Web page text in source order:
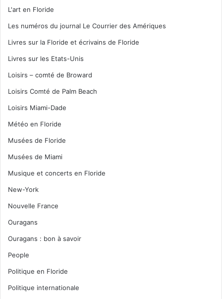
L'art en Floride
Les numéros du journal Le Courrier des Amériques
Livres sur la Floride et écrivains de Floride
Livres sur les Etats-Unis
Loisirs – comté de Broward
Loisirs Comté de Palm Beach
Loisirs Miami-Dade
Météo en Floride
Musées de Floride
Musées de Miami
Musique et concerts en Floride
New-York
Nouvelle France
Ouragans
Ouragans : bon à savoir
People
Politique en Floride
Politique internationale